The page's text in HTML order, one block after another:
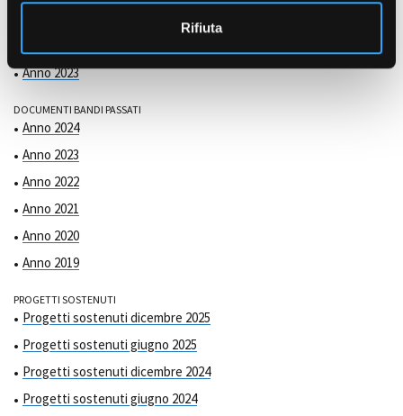
Rifiuta
Anno 2023
DOCUMENTI BANDI PASSATI
Anno 2024
Anno 2023
Anno 2022
Anno 2021
Anno 2020
Anno 2019
PROGETTI SOSTENUTI
Progetti sostenuti dicembre 2025
Progetti sostenuti giugno 2025
Progetti sostenuti dicembre 2024
Progetti sostenuti giugno 2024